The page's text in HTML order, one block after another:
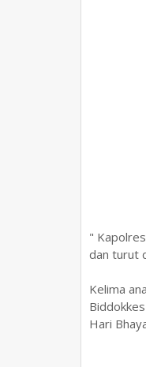
"
dan turut
Kelima
Hari